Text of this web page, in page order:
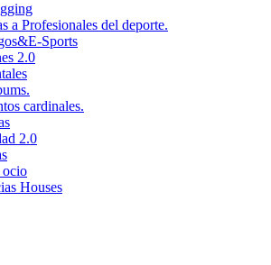
a Profesionales del deporte.
Sports
2.0
cardinales.
2.0
Houses